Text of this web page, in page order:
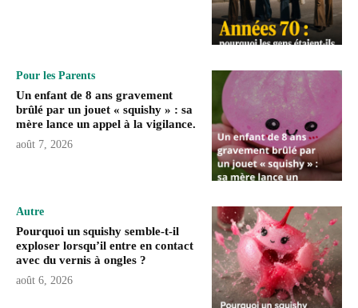
Pour les Parents
Un enfant de 8 ans gravement
brûlé par un jouet « squishy » : sa
mère lance un appel à la vigilance.
août 7, 2026
Autre
Pourquoi un squishy semble-t-il
exploser lorsqu’il entre en contact
avec du vernis à ongles ?
août 6, 2026